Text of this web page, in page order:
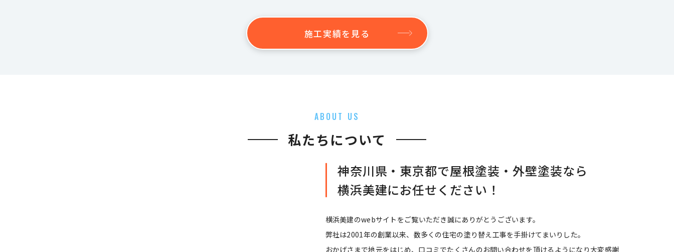
施工実績を見る
ABOUT US
私たちについて
神奈川県・東京都で屋根塗装・外壁塗装なら
横浜美建にお任せください！
横浜美建のwebサイトをご覧いただき誠にありがとうございます。
弊社は2001年の創業以来、数多くの住宅の塗り替え工事を手掛けてまいりした。
おかげさまで地元をはじめ、口コミでたくさんのお問い合わせを頂けるようになり大変感謝